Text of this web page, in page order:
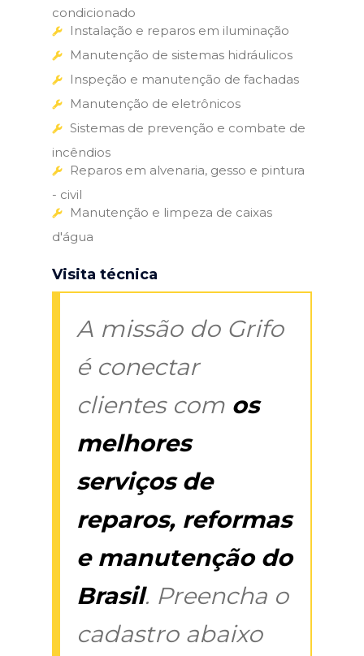
condicionado
Instalação e reparos em iluminação
Manutenção de sistemas hidráulicos
Inspeção e manutenção de fachadas
Manutenção de eletrônicos
Sistemas de prevenção e combate de
incêndios
Reparos em alvenaria, gesso e pintura
- civil
Manutenção e limpeza de caixas
d'água
Visita técnica
A missão do Grifo
é conectar
clientes com os
melhores
serviços de
reparos, reformas
e manutenção do
Brasil. Preencha o
cadastro abaixo